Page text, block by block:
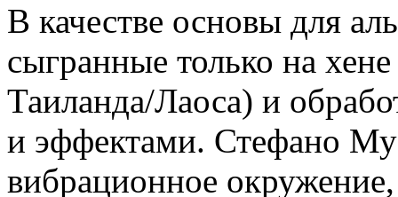
В качестве основы для
сыгранные только на
Таиланда/Лаоса) и
и эффектами. Стефано
вибрационное